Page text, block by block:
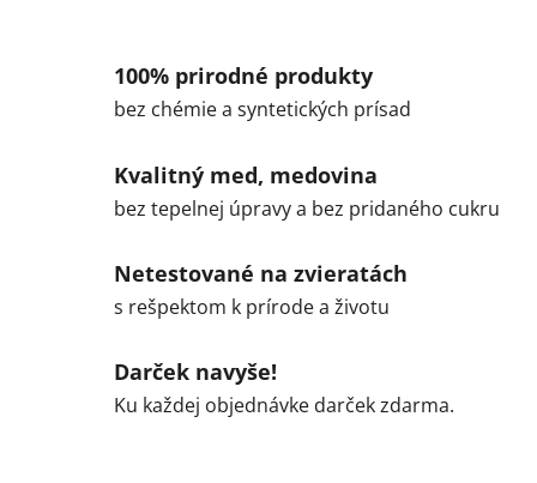
100% prirodné produkty
bez chémie a syntetických prísad
Kvalitný med, medovina
bez tepelnej úpravy a bez pridaného cukru
Netestované na zvieratách
s rešpektom k prírode a životu
Darček navyše!
Ku každej objednávke darček zdarma.